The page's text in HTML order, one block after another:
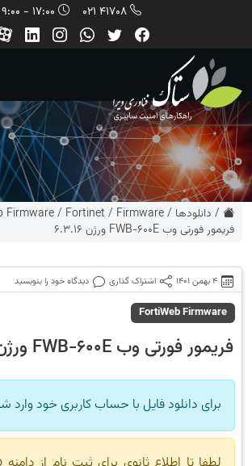
41708 021
/ دانلودها /
Firmware
/
Fortinet
/
Firmware
فریمور فورتی وب FWB-600E ورژن 6.3.16
4 بهمن 1401 اشتراک گذاری دیدگاه خود را بنویسید
FortiWeb Firmware
فریمور فورتی وب FWB-600E ورژن 6.3.16
برای دانلود فایل با حساب کاربری خود وارد